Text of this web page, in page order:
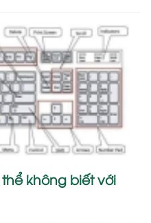
không biết với